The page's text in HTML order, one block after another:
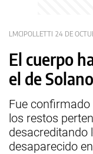
LMCIPOLLETTI 24 DE
El cuerpo
el de Solano
Fue
los restos
desacreditando
desaparecido